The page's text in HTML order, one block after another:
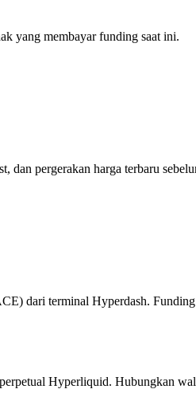
yang membayar funding saat ini.
pergerakan harga terbaru
dari terminal Hyperdash.
Hyperliquid. Hubungkan